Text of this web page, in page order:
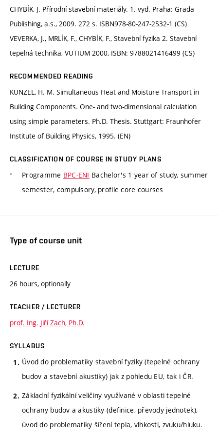
CHYBÍK, J. Přírodní stavební materiály. 1. vyd. Praha: Grada
Publishing, a.s., 2009. 272 s. ISBN978-80-247-2532-1 (CS)
VEVERKA, J., MRLÍK, F., CHYBÍK, F., Stavební fyzika 2. Stavební
tepelná technika, VUTIUM 2000, ISBN: 9788021416499 (CS)
RECOMMENDED READING
KÜNZEL, H. M. Simultaneous Heat and Moisture Transport in
Building Components. One- and two-dimensional calculation
using simple parameters. Ph.D. Thesis. Stuttgart: Fraunhofer
Institute of Building Physics, 1995. (EN)
CLASSIFICATION OF COURSE IN STUDY PLANS
Programme BPC-ENI Bachelor's 1 year of study, summer
semester, compulsory, profile core courses
Type of course unit
LECTURE
26 hours, optionally
TEACHER / LECTURER
prof. Ing. Jiří Zach, Ph.D.
SYLLABUS
Úvod do problematiky stavební fyziky (tepelné ochrany
budov a stavební akustiky) jak z pohledu EU, tak i ČR.
Základní fyzikální veličiny využívané v oblasti tepelné
ochrany budov a akustiky (definice, převody jednotek),
úvod do problematiky šíření tepla, vlhkosti, zvuku/hluku.